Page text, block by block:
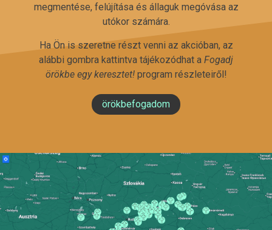
megmentése, felújítása és állaguk megóvása az
utókor számára.
Ha Ön is szeretne részt venni az akcióban, az
alábbi gombra kattintva tájékozódhat a Fogadj
örökbe egy keresztet!program részleteiről!
örökbefogadom